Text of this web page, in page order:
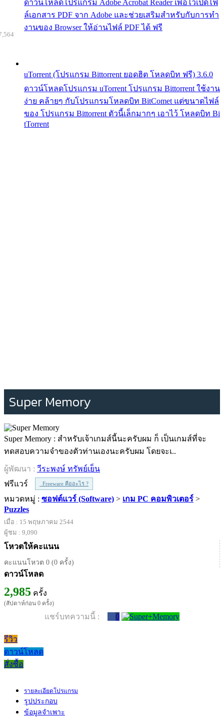
ดาวน์โหลดโปรแกรม Adobe Acrobat Reader เพื่อไว้เปิดไฟ
ล์เอกสาร PDF จาก Adobe และช่วยเสริมสำหรับกับการทำ
งานของ Browser ให้อ่านไฟล์ PDF ได้ ฟรี
uTorrent (โปรแกรม Bittorrent ยอดฮิต โหลดบิท ฟรี) 3.6.0
ดาวน์โหลดโปรแกรม uTorrent โปรแกรม Bittorrent ใช้งาน
ง่าย คล้ายๆ กับโปรแกรมโหลดบิท BitComet แต่ขนาดไฟล์
ของ โปรแกรม Bittorrent ตัวนี้เล็กมากๆ เอาไว้ โหลดบิท Bi
tTorrent
Super Memory
Super Memory : สำหรับเจ้าเกมส์นี้นะครับผม ก็ เป็นเกมส์ที่จะ
ทดสอบความจำของตัวท่านเองนะครับผม โดยจะเ..
ผู้พัฒนา : วีระพงษ์ ทรัพย์เย็น
ฟรีแวร์
Freeware คืออะไร ?
หมวดหมู่ : ซอฟต์แวร์ (Software) > เกม PC คอมพิวเตอร์ >
Puzzles
เมื่อ : 15 พฤษภาคม 2544
ผู้ชม : 9,090
โหวตให้คะแนน
คะแนนโหวต 0 (0 ครั้ง)
ดาวน์โหลด
2,985 ครั้ง
(สัปดาห์ก่อน 0 ครั้ง)
แชร์บทความนี้ : 0
รีวิว
ดาวน์โหลด
สั่งซื้อ
รายละเอียดโปรแกรม
รูปประกอบ
ข้อมูลจำเพาะ